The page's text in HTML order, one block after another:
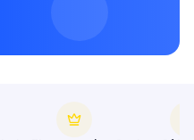
#cattreat #thucanchomeo
#ciaochuru
#supthuongciao #pateciao